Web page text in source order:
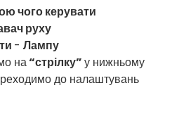
чого керувати
руху
- Лампу
на“стрілку”у нижньому
до налаштувань